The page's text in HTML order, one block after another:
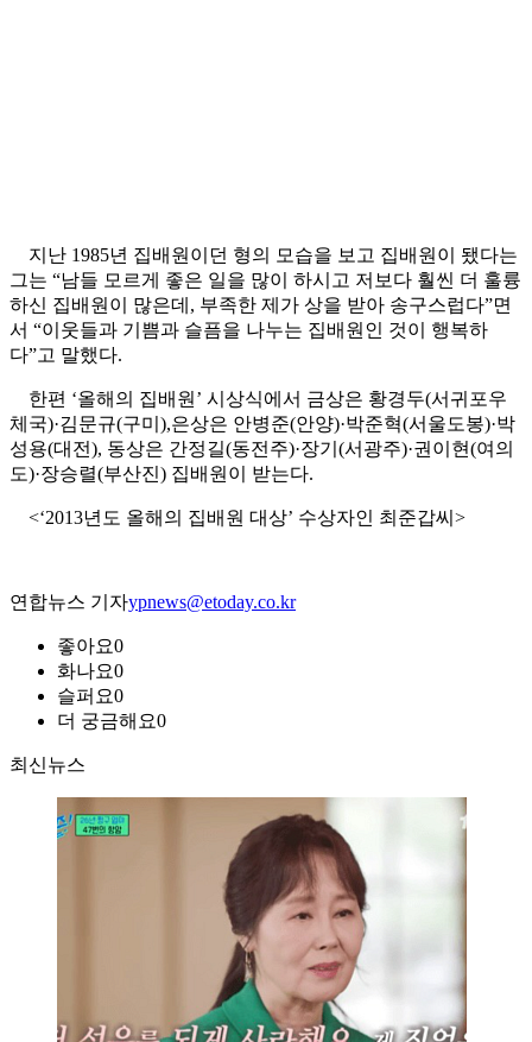
지난 1985년 집배원이던 형의 모습을 보고 집배원이 됐다는
그는 “남들 모르게 좋은 일을 많이 하시고 저보다 훨씬 더 훌륭
하신 집배원이 많은데, 부족한 제가 상을 받아 송구스럽다”면
서 “이웃들과 기쁨과 슬픔을 나누는 집배원인 것이 행복하
다”고 말했다.
한편 ‘올해의 집배원’ 시상식에서 금상은 황경두(서귀포우
체국)·김문규(구미),은상은 안병준(안양)·박준혁(서울도봉)·박
성용(대전), 동상은 간정길(동전주)·장기(서광주)·권이현(여의
도)·장승렬(부산진) 집배원이 받는다.
<‘2013년도 올해의 집배원 대상’ 수상자인 최준갑씨>
연합뉴스 기자ypnews@etoday.co.kr
좋아요0
화나요0
슬퍼요0
더 궁금해요0
최신뉴스